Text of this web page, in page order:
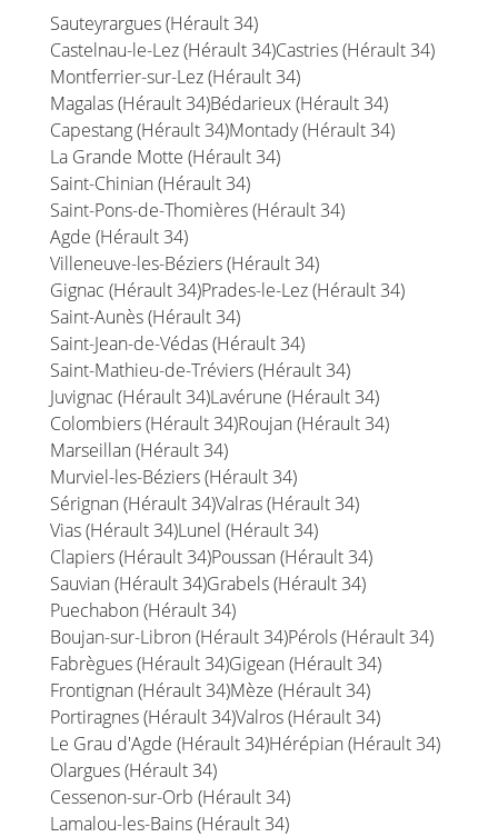
Sauteyrargues (Hérault 34)
Castelnau-le-Lez (Hérault 34)Castries (Hérault 34)
Montferrier-sur-Lez (Hérault 34)
Magalas (Hérault 34)Bédarieux (Hérault 34)
Capestang (Hérault 34)Montady (Hérault 34)
La Grande Motte (Hérault 34)
Saint-Chinian (Hérault 34)
Saint-Pons-de-Thomières (Hérault 34)
Agde (Hérault 34)
Villeneuve-les-Béziers (Hérault 34)
Gignac (Hérault 34)Prades-le-Lez (Hérault 34)
Saint-Aunès (Hérault 34)
Saint-Jean-de-Védas (Hérault 34)
Saint-Mathieu-de-Tréviers (Hérault 34)
Juvignac (Hérault 34)Lavérune (Hérault 34)
Colombiers (Hérault 34)Roujan (Hérault 34)
Marseillan (Hérault 34)
Murviel-les-Béziers (Hérault 34)
Sérignan (Hérault 34)Valras (Hérault 34)
Vias (Hérault 34)Lunel (Hérault 34)
Clapiers (Hérault 34)Poussan (Hérault 34)
Sauvian (Hérault 34)Grabels (Hérault 34)
Puechabon (Hérault 34)
Boujan-sur-Libron (Hérault 34)Pérols (Hérault 34)
Fabrègues (Hérault 34)Gigean (Hérault 34)
Frontignan (Hérault 34)Mèze (Hérault 34)
Portiragnes (Hérault 34)Valros (Hérault 34)
Le Grau d'Agde (Hérault 34)Hérépian (Hérault 34)
Olargues (Hérault 34)
Cessenon-sur-Orb (Hérault 34)
Lamalou-les-Bains (Hérault 34)